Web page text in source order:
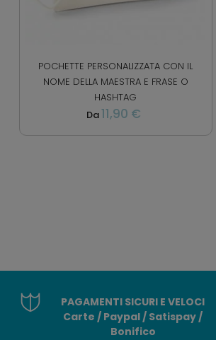
POCHETTE PERSONALIZZATA CON IL
NOME DELLA MAESTRA E FRASE O
HASHTAG
Da11,90 €
PAGAMENTI SICURI E VELOCI
Carte / Paypal / Satispay /
Bonifico